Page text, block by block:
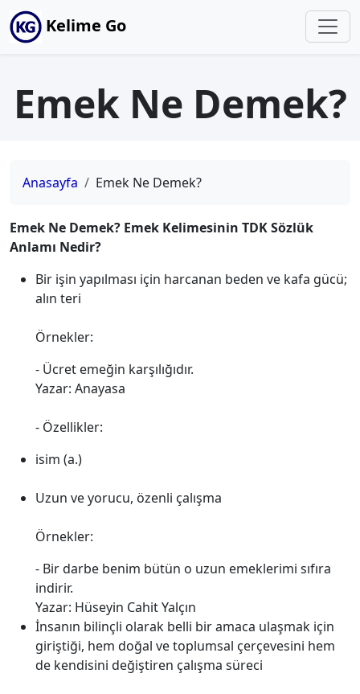
Kelime Go
Emek Ne Demek?
Anasayfa Emek Ne Demek?
Emek Ne Demek? Emek Kelimesinin TDK Sözlük
Anlamı Nedir?
Bir işin yapılması için harcanan beden ve kafa gücü;
alın teri
Örnekler:
- Ücret emeğin karşılığıdır.
Yazar: Anayasa
- Özellikler:
isim (a.)
Uzun ve yorucu, özenli çalışma
Örnekler:
- Bir darbe benim bütün o uzun emeklerimi sıfıra
indirir.
Yazar: Hüseyin Cahit Yalçın
İnsanın bilinçli olarak belli bir amaca ulaşmak için
giriştiği, hem doğal ve toplumsal çerçevesini hem
de kendisini değiştiren çalışma süreci